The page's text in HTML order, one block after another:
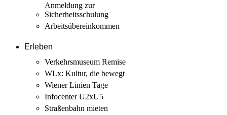
Anmeldung zur
Sicherheits­schulung
Arbeits­übereinkommen
Erleben
Verkehrsmuseum Remise
WLx: Kultur, die bewegt
Wiener Linien Tage
Infocenter U2xU5
Straßenbahn mieten